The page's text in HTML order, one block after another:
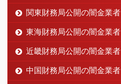
関東財務局公開の闇金業者
東海財務局公開の闇金業者
近畿財務局公開の闇金業者
中国財務局公開の闇金業者